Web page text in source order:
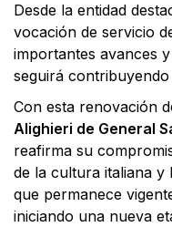
Desde la entidad
vocación de servicio
importantes avances
seguirá
Con esta renovación
Alighieri de General
reafirma su
de la cultura italiana y
que permanece
iniciando una nueva